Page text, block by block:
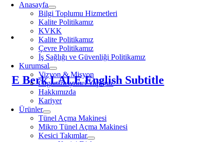
Anasayfa
Bilgi Toplumu Hizmetleri
Kalite Politikamız
KVKK
Kalite Politikamız
Çevre Politikamız
İş Sağlığı ve Güvenliği Politikamız
Kurumsal
Vizyon & Misyon
Organizasyonel Yapımız
Hakkımızda
Kariyer
Ürünler
Tünel Açma Makinesi
Mikro Tünel Açma Makinesi
Kesici Takımlar
E Berk LALE English Subtitle